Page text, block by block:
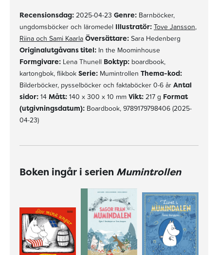
Recensionsdag: 2025-04-23 Genre: Barnböcker,
ungdomsböcker och läromedel Illustratör: Tove Jansson,
Riina och Sami Kaarla Översättare: Sara Hedenberg
Originalutgåvans titel: In the Moominhouse
Formgivare: Lena Thunell Boktyp: boardbook,
kartongbok, flikbok Serie: Mumintrollen Thema-kod:
Bilderböcker, pysselböcker och faktaböcker 0-6 år Antal
sidor: 14 Mått: 140 x 300 x 10 mm Vikt: 217 g Format
(utgivningsdatum): Boardbook, 9789179798406 (2025-
04-23)
Boken ingår i serien Mumintrollen